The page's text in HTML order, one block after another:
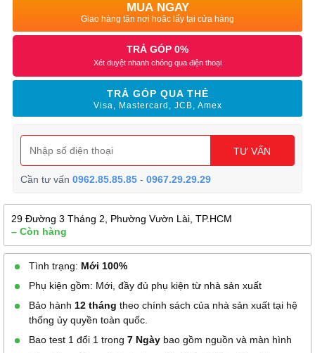
MUA NGAY
Giao hàng tận nơi hoặc lấy tại cửa hàng
TRẢ GÓP 0%
Xét duyệt nhanh chóng qua điện thoại
TRẢ GÓP QUA THẺ
Visa, Mastercard, JCB, Amex
TƯ VẤN
Cần tư vấn0962.85.85.85 -0967.29.29.29
29 Đường 3 Tháng 2, Phường Vườn Lài, TP.HCM
– Còn hàng
Tình trạng: Mới 100%
Phụ kiện gồm: Mới, đầy đủ phụ kiện từ nhà sản xuất
Bảo hành 12 tháng theo chính sách của nhà sản xuất tại hệ
thống ủy quyền toàn quốc.
Bao test 1 đổi 1 trong 7 Ngày bao gồm nguồn và màn hình